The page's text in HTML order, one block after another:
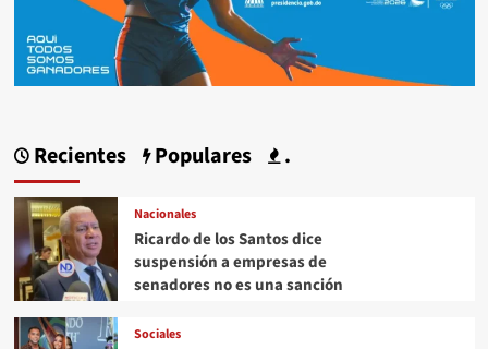
Recientes Populares .
Nacionales
Ricardo de los Santos dice
suspensión a empresas de
senadores no es una sanción
Sociales